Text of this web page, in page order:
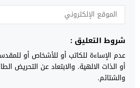
شروط التعليق :
عدم الإساءة للكاتب أو للأشخاص أو
أو الذات الالهية. والابتعاد عن التحريض
والشتائم.